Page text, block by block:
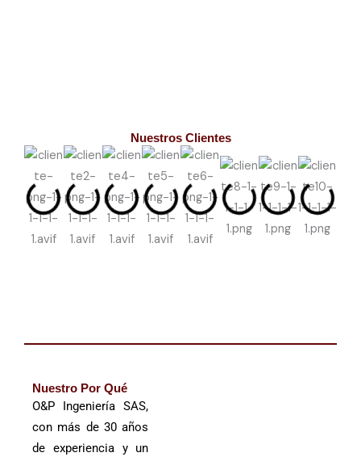
Nuestros Clientes
Nuestro Por Qué
O&P Ingeniería SAS,
con más de 30 años
de experiencia y un